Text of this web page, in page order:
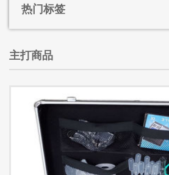
热门标签
主打商品